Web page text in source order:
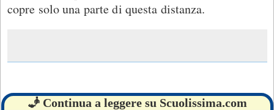
copre solo una parte di questa distanza.
🧞 Continua a leggere su Scuolissima.com